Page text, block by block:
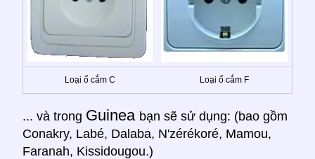
Loại ổ cắm C Loại ổ cắm F
... và trong Guinea bạn sẽ sử dụng: (bao gồm
Conakry, Labé, Dalaba, N'zérékoré, Mamou,
Faranah, Kissidougou.)